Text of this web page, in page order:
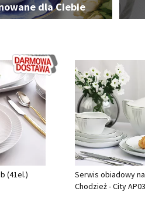
dla Ciebie
(41el.)
Serwis obiadowy
Chodzież - City